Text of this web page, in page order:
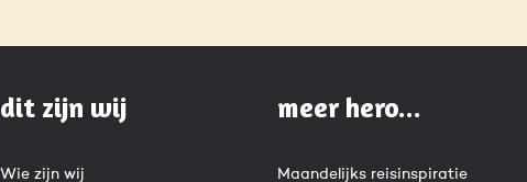
dit zijn wij
Wie zijn wij
meer hero...
Maandelijks reisinspiratie